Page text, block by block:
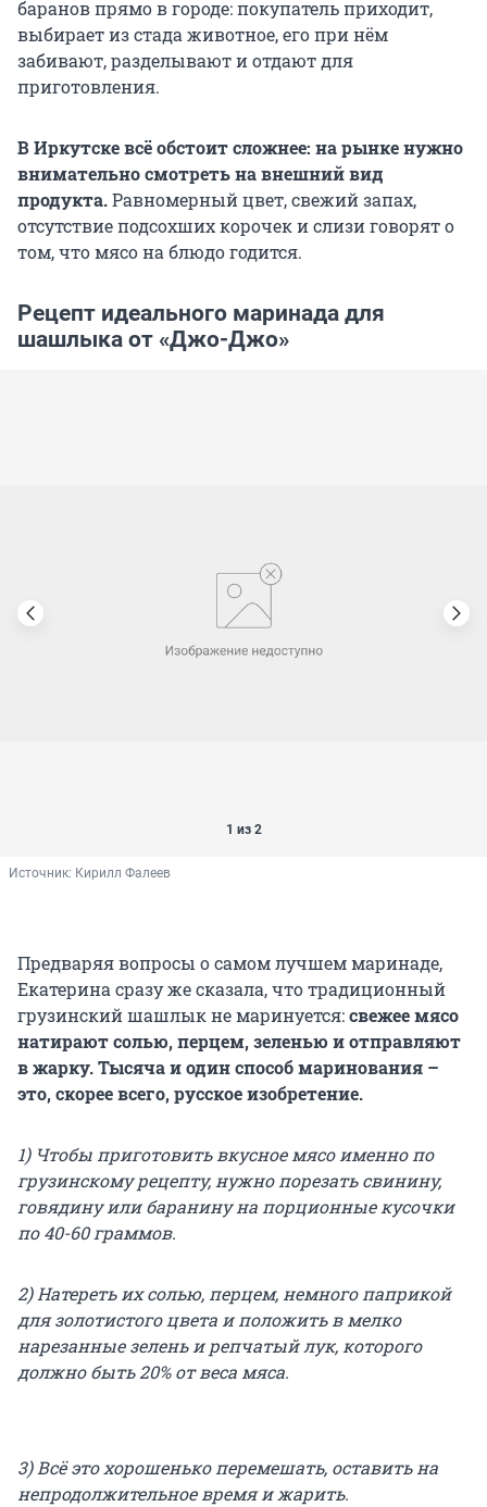
баранов прямо в городе: покупатель приходит,
выбирает из стада животное, его при нём
забивают, разделывают и отдают для
приготовления.
В Иркутске всё обстоит сложнее: на рынке нужно
внимательно смотреть на внешний вид
продукта.Равномерный цвет, свежий запах,
отсутствие подсохших корочек и слизи говорят о
том, что мясо на блюдо годится.
Рецепт идеального маринада для
шашлыка от «Джо-Джо»
1 из 2
Источник: Кирилл Фалеев
Предваряя вопросы о самом лучшем маринаде,
Екатерина сразу же сказала, что традиционный
грузинский шашлык не маринуется:свежее мясо
натирают солью, перцем, зеленью и отправляют
в жарку. Тысяча и один способ маринования –
это, скорее всего, русское изобретение.
1) Чтобы приготовить вкусное мясо именно по
грузинскому рецепту, нужно порезать свинину,
говядину или баранину на порционные кусочки
по 40-60 граммов.
2) Натереть их солью, перцем, немного паприкой
для золотистого цвета и положить в мелко
нарезанные зелень и репчатый лук, которого
должно быть 20% от веса мяса.
3) Всё это хорошенько перемешать, оставить на
непродолжительное время и жарить.